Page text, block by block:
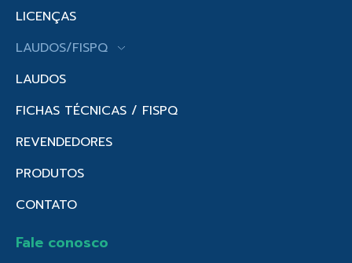
LICENÇAS
LAUDOS/FISPQ
LAUDOS
FICHAS TÉCNICAS / FISPQ
REVENDEDORES
PRODUTOS
CONTATO
Fale conosco